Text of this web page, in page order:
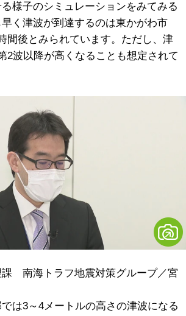
様子のシミュレーションをみてみる
く津波が到達するのは東かがわ市
間後とみられています。ただし、津
2波以降が高くなることも想定されて
課 南海トラフ地震対策グループ／宮
では3～4メートルの高さの津波になる